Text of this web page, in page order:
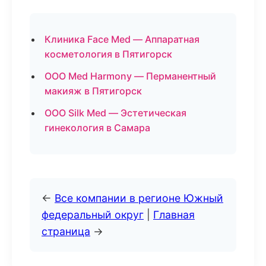
Клиника Face Med — Аппаратная
косметология в Пятигорск
ООО Med Harmony — Перманентный
макияж в Пятигорск
ООО Silk Med — Эстетическая
гинекология в Самара
← Все компании в регионе Южный
федеральный округ
Главная
страница →